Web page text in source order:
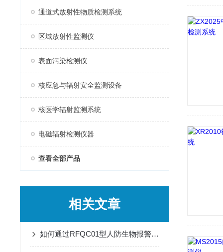
通道式放射性物质检测系统
区域放射性监测仪
表面污染检测仪
核应急与辐射安全监测设备
核医学辐射监测系统
电磁辐射检测仪器
查看全部产品
相关文章
如何通过RFQC01型人防生物报警器提高应急防护能力？